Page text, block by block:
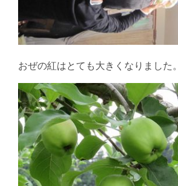
おぜの紅はとても大きくなりました。